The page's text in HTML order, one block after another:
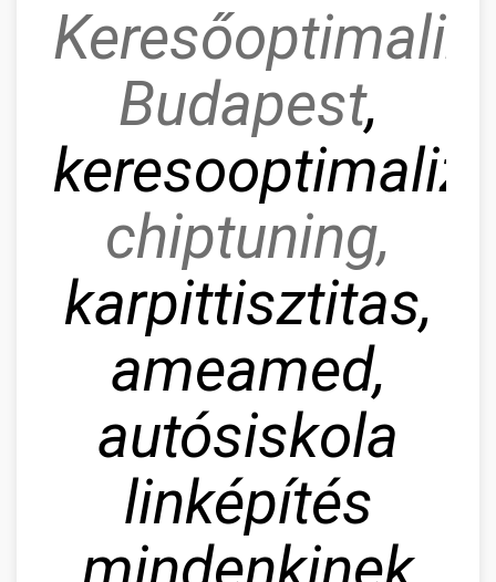
Budapest,
chiptuning,
karpittisztitas,
ameamed,
autósiskola
linképítés